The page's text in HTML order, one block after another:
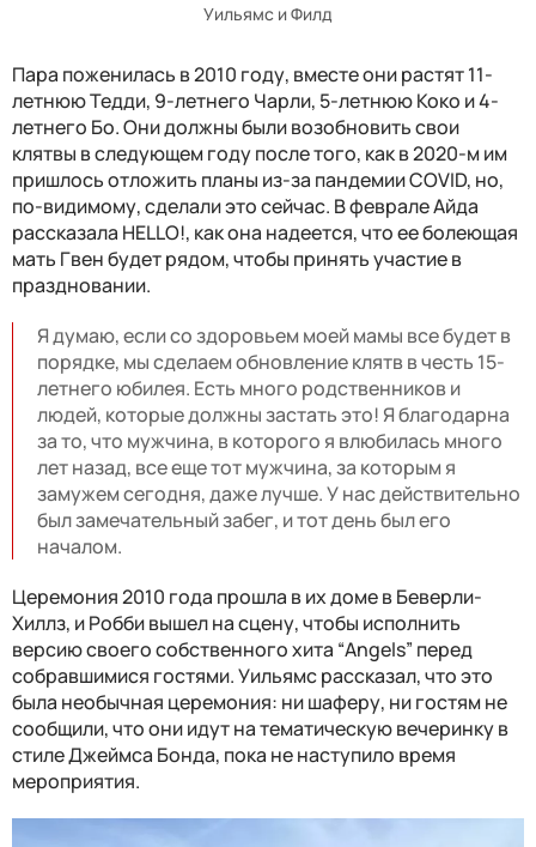
Уильямс и Филд
Пара поженилась в 2010 году, вместе они растят 11-
летнюю Тедди, 9-летнего Чарли, 5-летнюю Коко и 4-
летнего Бо. Они должны были возобновить свои
клятвы в следующем году после того, как в 2020-м им
пришлось отложить планы из-за пандемии COVID, но,
по-видимому, сделали это сейчас. В феврале Айда
рассказала HELLO!, как она надеется, что ее болеющая
мать Гвен будет рядом, чтобы принять участие в
праздновании.
Я думаю, если со здоровьем моей мамы все будет в
порядке, мы сделаем обновление клятв в честь 15-
летнего юбилея. Есть много родственников и
людей, которые должны застать это! Я благодарна
за то, что мужчина, в которого я влюбилась много
лет назад, все еще тот мужчина, за которым я
замужем сегодня, даже лучше. У нас действительно
был замечательный забег, и тот день был его
началом.
Церемония 2010 года прошла в их доме в Беверли-
Хиллз, и Робби вышел на сцену, чтобы исполнить
версию своего собственного хита “Angels” перед
собравшимися гостями. Уильямс рассказал, что это
была необычная церемония: ни шаферу, ни гостям не
сообщили, что они идут на тематическую вечеринку в
стиле Джеймса Бонда, пока не наступило время
мероприятия.